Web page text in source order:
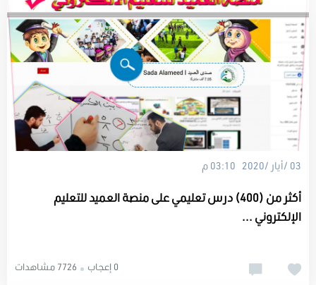
03 /أيار /2020 03:10 م
أكثر من (400) درس تعليمي على منصة العميد للتعليم
الإلكتروني ...
7726 مشاهدات 0 إعجاب